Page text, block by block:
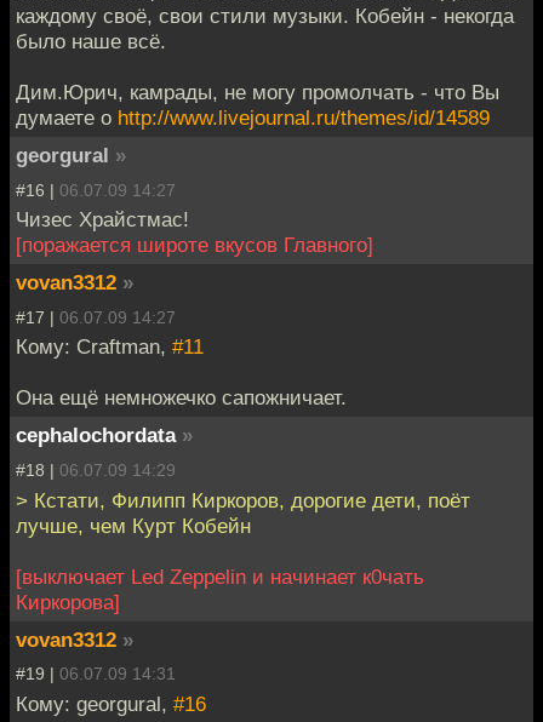
каждому своё, свои стили музыки. Кобейн - некогда
было наше всё.
Дим.Юрич, камрады, не могу промолчать - что Вы
думаете о http://www.livejournal.ru/themes/id/14589
georgural »
#16 | 06.07.09 14:27
Чизес Храйстмас!
[поражается широте вкусов Главного]
vovan3312 »
#17 | 06.07.09 14:27
Кому: Craftman, #11
Она ещё немножечко сапожничает.
cephalochordata »
#18 | 06.07.09 14:29
> Кстати, Филипп Киркоров, дорогие дети, поёт
лучше, чем Курт Кобейн
[выключает Led Zeppelin и начинает к0чать
Киркорова]
vovan3312 »
#19 | 06.07.09 14:31
Кому: georgural, #16